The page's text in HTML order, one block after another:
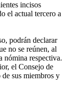
incisos
el actual tercero a
podrán declarar
no se reúnen, al
nómina respectiva.
el Consejo de
sus miembros y